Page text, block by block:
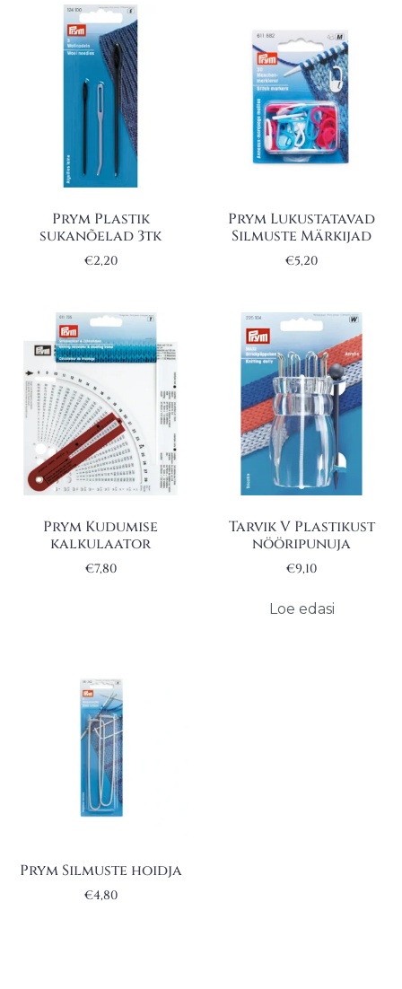
Prym Plastik
sukanõelad 3tk
€2,20
Prym Lukustatavad
Silmuste Märkijad
€5,20
Prym Kudumise
kalkulaator
€7,80
Tarvik V Plastikust
nööripunuja
€9,10
Loe edasi
Prym Silmuste hoidja
€4,80